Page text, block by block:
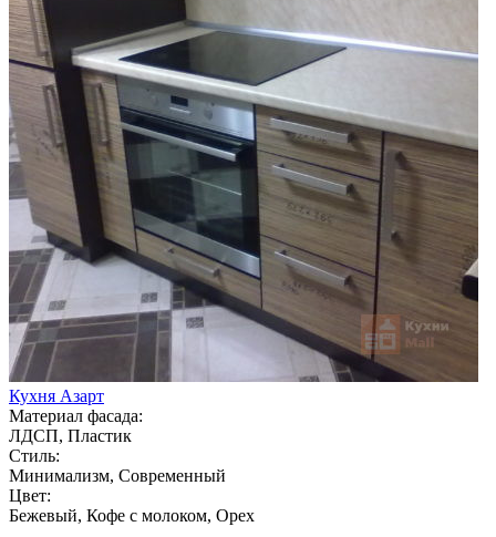
Кухня Азарт
Материал фасада:
ЛДСП, Пластик
Стиль:
Минимализм, Современный
Цвет:
Бежевый, Кофе с молоком, Орех